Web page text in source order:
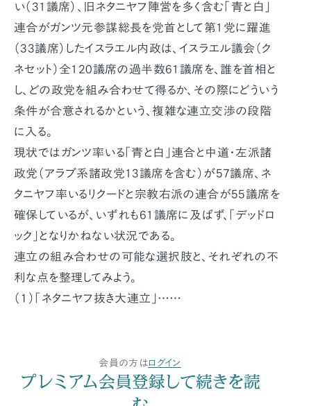
い（31議席）、旧ネタニヤフ陣営を多く含む「青と白」
連合がガンツ元参謀総長を党首として第1党に躍進
（33議席）したイスラエル内政は、イスラエル議会（ク
ネセット）全120議席の過半数61議席を、誰を首相と
し、どの政党を組み合わせて得るか、その際にどういう
条件が合意されるかという、複雑な連立交渉の段階
に入る。
現状ではガンツ率いる「青と白」連合と中道・左派諸
政党（アラブ系諸政党13議席を含む）が57議席、ネ
タニヤフ率いるリクードと宗教右派の連合が55議席を
確保しているが、いずれも61議席に及ばず、「デッドロ
ック」となりかねない状況である。
連立の組み合わせの可能な選択肢と、それぞれの不
利な点を整理してみよう。
（１）「ネタニヤフ抜き大連立」……
会員の方はログイン
プレミアム会員登録して続きを読